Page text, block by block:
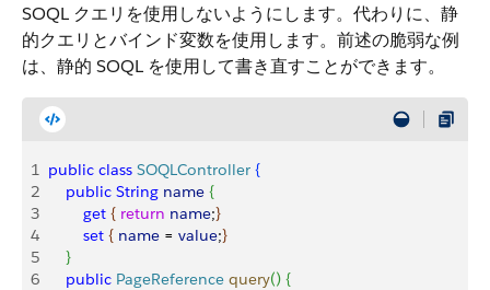
SOQL クエリを使用しないようにします。代わりに、静
的クエリとバインド変数を使用します。前述の脆弱な例
は、静的 SOQL を使用して書き直すことができます。
1 public class SOQLController {
2
    public
String name {
3
        get
{ return name;}
4
        set
{ name = value;}
5
}
6
    public
PageReference query() {